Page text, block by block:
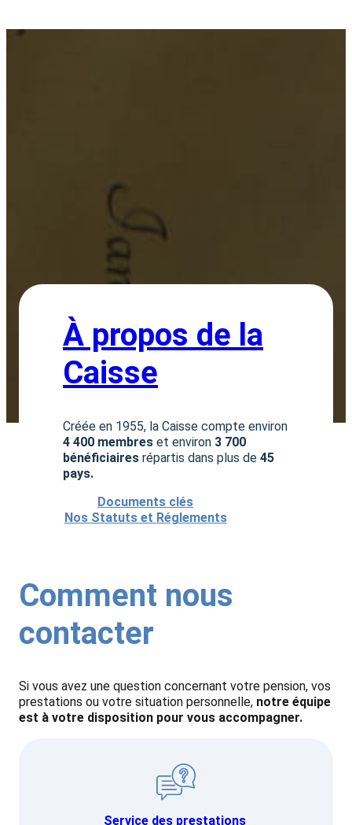
À propos de la
Caisse
Créée en 1955, la Caisse compte environ
4 400 membres et environ 3 700
bénéficiaires répartis dans plus de 45
pays.
Documents clés
Nos Statuts et Réglements
Comment nous
contacter
Si vous avez une question concernant votre pension, vos
prestations ou votre situation personnelle, notre équipe
est à votre disposition pour vous accompagner.
Service des prestations